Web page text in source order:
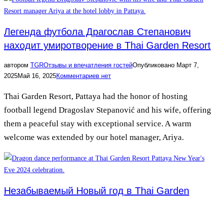
Легенда футбола Драгослав Степанович
находит умиротворение в Thai Garden Resort
автором TGRОтзывы и впечатления гостейОпубликовано Март 7,
2025Май 16, 2025Комментариев нет
Thai Garden Resort, Pattaya had the honor of hosting
football legend Dragoslav Stepanović and his wife, offering
them a peaceful stay with exceptional service. A warm
welcome was extended by our hotel manager, Ariya.
Незабываемый Новый год в Thai Garden